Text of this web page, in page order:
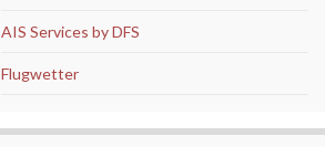
AIS Services by DFS
Flugwetter